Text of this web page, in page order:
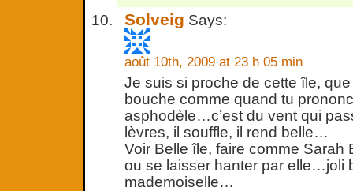
Solveig Says:
août 10th, 2009 at 23 h 05 min
Je suis si proche de cette île,
bouche comme quand tu
asphodèle…c’est du vent qui
lèvres, il souffle, il rend belle…
Voir Belle île, faire comme Sarah
ou se laisser hanter par elle…joli
mademoiselle…